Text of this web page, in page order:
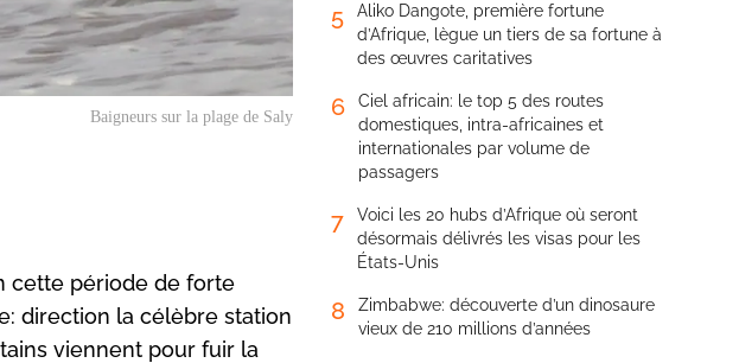
Baigneurs sur la plage de Saly
cette période de forte
direction la célèbre station
viennent pour fuir la
5
Aliko Dangote, première fortune
d’Afrique, lègue un tiers de sa fortune à
des œuvres caritatives
6
Ciel africain: le top 5 des routes
domestiques, intra-africaines et
internationales par volume de
passagers
7
Voici les 20 hubs d’Afrique où seront
désormais délivrés les visas pour les
États-Unis
8
Zimbabwe: découverte d’un dinosaure
vieux de 210 millions d’années